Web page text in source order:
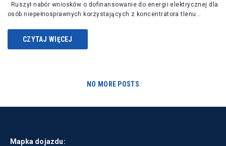
Ruszył nabór wniosków o dofinansowanie do energii elektrycznej dla
osób niepełnosprawnych korzystających z koncentratora tlenu…
CZYTAJ WIĘCEJ
NO MORE POSTS
Mapka dojazdu: